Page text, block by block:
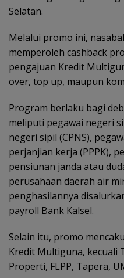
Selatan.
Melalui promo ini,
memperoleh cashback
pengajuan Kredit
over, top up, maupun
Program berlaku bagi
meliputi pegawai negeri
negeri sipil (CPNS),
perjanjian kerja (PPPK),
pensiunan janda atau
perusahaan daerah air
penghasilannya
payroll Bank Kalsel.
Selain itu, promo
Kredit Multiguna, kecuali
Properti, FLPP, Tapera,